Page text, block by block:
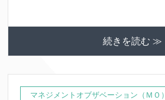
続きを読む ≫
マネジメントオブザベーション（ＭＯ）